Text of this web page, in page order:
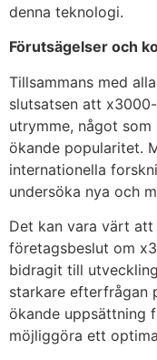
denna teknologi.
Förutsägelser och
Tillsammans med
slutsatsen att
utrymme, något som
ökande popularitet.
internationella
undersöka nya och
Det kan vara värt
företagsbeslut om
bidragit till
starkare efterfrågan
ökande uppsättning
möjliggöra ett